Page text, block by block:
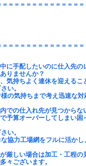
＝＝＝＝＝＝＝＝＝＝＝＝＝
＝＝＝＝＝＝＝＝＝＝＝＝＝
に手配したいのに仕入先の
りませんか？
気持ちよく連休を迎えるこ
い。
の気持ちまで考え迅速な対
での仕入れ先が見つからな
予算オーバーしてしまい困
い。
協力工場網をフルに活かし
厳しい場合は加工・工程の
々ございます。